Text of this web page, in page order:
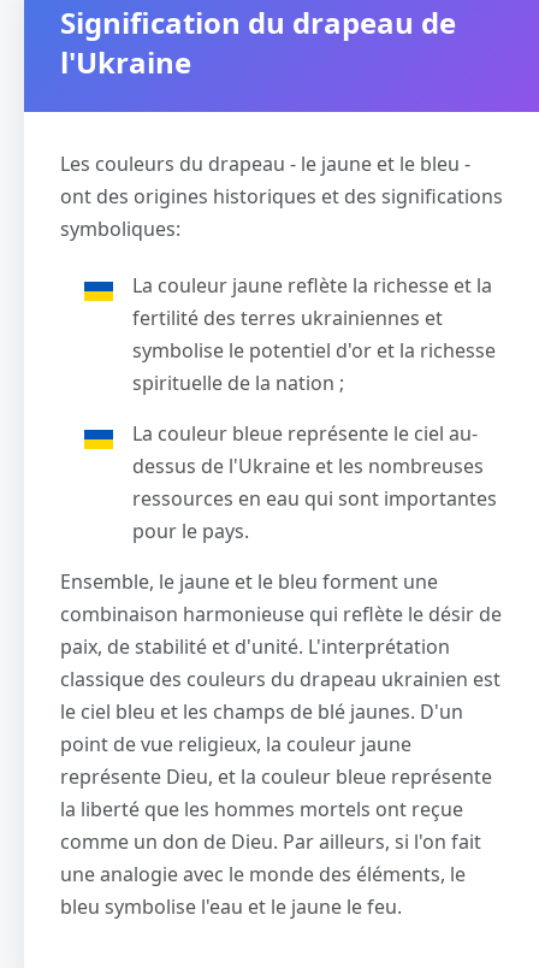
Signification du drapeau de
l'Ukraine
Les couleurs du drapeau - le jaune et le bleu -
ont des origines historiques et des significations
symboliques:
La couleur jaune reflète la richesse et la
fertilité des terres ukrainiennes et
symbolise le potentiel d'or et la richesse
spirituelle de la nation ;
La couleur bleue représente le ciel au-
dessus de l'Ukraine et les nombreuses
ressources en eau qui sont importantes
pour le pays.
Ensemble, le jaune et le bleu forment une
combinaison harmonieuse qui reflète le désir de
paix, de stabilité et d'unité. L'interprétation
classique des couleurs du drapeau ukrainien est
le ciel bleu et les champs de blé jaunes. D'un
point de vue religieux, la couleur jaune
représente Dieu, et la couleur bleue représente
la liberté que les hommes mortels ont reçue
comme un don de Dieu. Par ailleurs, si l'on fait
une analogie avec le monde des éléments, le
bleu symbolise l'eau et le jaune le feu.